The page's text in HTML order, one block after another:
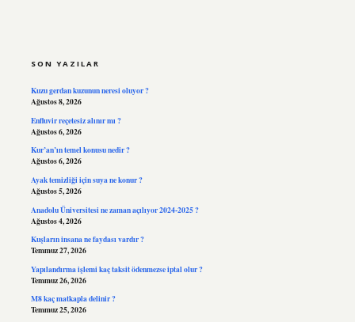
SON YAZILAR
Kuzu gerdan kuzunun neresi oluyor ?
Ağustos 8, 2026
Enfluvir reçetesiz alınır mı ?
Ağustos 6, 2026
Kur’an’ın temel konusu nedir ?
Ağustos 6, 2026
Ayak temizliği için suya ne konur ?
Ağustos 5, 2026
Anadolu Üniversitesi ne zaman açılıyor 2024-2025 ?
Ağustos 4, 2026
Kuşların insana ne faydası vardır ?
Temmuz 27, 2026
Yapılandırma işlemi kaç taksit ödenmezse iptal olur ?
Temmuz 26, 2026
M8 kaç matkapla delinir ?
Temmuz 25, 2026